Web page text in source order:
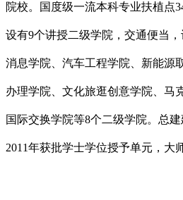
院校。国度级一流本科专业扶植点
设有9个讲授二级学院，交通便当
消息学院、汽车工程学院、新能源
办理学院、文化旅逛创意学院、马
国际交换学院等8个二级学院。总建
2011年获批学士学位授予单元，大